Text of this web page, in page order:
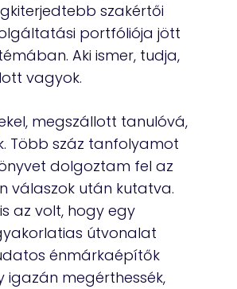
szakértői
portfóliója jött
Aki ismer, tudja,
vagyok.
megszállott tanulóvá,
Több száz tanfolyamot
dolgoztam fel az
válaszok után kutatva.
az volt, hogy egy
útvonalat
énmárkaépítők
igazán megérthessék,